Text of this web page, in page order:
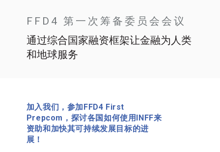
FFD4 第一次筹备委员会会议
通过综合国家融资框架让金融为人类
和地球服务
加入我们，参加FFD4 First
Prepcom，探讨各国如何使用INFF来
资助和加快其可持续发展目标的进
展！